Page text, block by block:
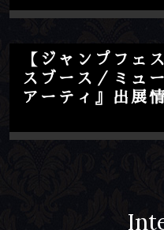
【ジャンプフェ
スブース／ミュ
アーティ』出展